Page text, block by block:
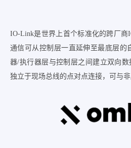
IO-Link是世界上首个标准化的跨厂商
通信可从控制层一直延伸至最底层的
器/执行器层与控制层之间建立双向
独立于现场总线的点对点连接，可与